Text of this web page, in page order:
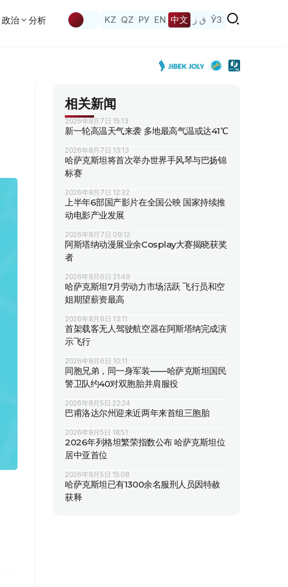
政治 分析 KZ QZ РУ EN 中文 ق ز ЎЗ
相关新闻
2026年8月7日 15:13
新一轮高温天气来袭 多地最高气温或达41℃
2026年8月7日 13:13
哈萨克斯坦将首次举办世界手风琴与巴扬锦
标赛
2026年8月7日 12:32
上半年6部国产影片在全国公映 国家持续推
动电影产业发展
2026年8月7日 09:12
阿斯塔纳动漫展业余Cosplay大赛揭晓获奖
者
2026年8月6日 21:49
哈萨克斯坦7月劳动力市场活跃 飞行员和空
姐期望薪资最高
2026年8月6日 13:11
首架载客无人驾驶航空器在阿斯塔纳完成演
示飞行
2026年8月6日 10:11
同胞兄弟，同一身军装——哈萨克斯坦国民
警卫队约40对双胞胎并肩服役
2026年8月5日 22:24
巴甫洛达尔州迎来近两年来首组三胞胎
2026年8月5日 18:51
2026年列格坦繁荣指数公布 哈萨克斯坦位
居中亚首位
2026年8月5日 15:08
哈萨克斯坦已有1300余名服刑人员因特赦
获释